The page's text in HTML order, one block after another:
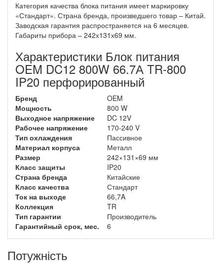
Категория качества блока питания имеет маркировку
«Стандарт». Страна бренда, произведшего товар – Китай.
Заводская гарантия распространяется на 6 месяцев.
Габариты прибора – 242х131х69 мм.
Характеристики Блок питания
OEM DC12 800W 66.7А TR-800
IP20 перфорированный
Бренд
OEM
Мощность
800 W
Выходное напряжение
DC 12V
Рабочее напряжение
170-240 V
Тип охлаждения
Пассивное
Материал корпуса
Металл
Размер
242×131×69 мм
Класс защиты
IP20
Страна бренда
Китайские
Класс качества
Стандарт
Ток на выходе
66,7A
Коллекция
TR
Тип гарантии
Производитель
Гарантийный срок, мес. 6
Потужність